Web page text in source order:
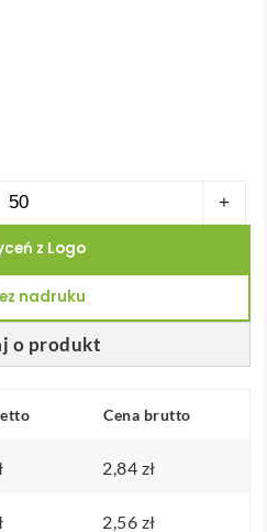
+
o produkt
z Logo
nadruku
Cena brutto
2,84 zł
2,56 zł